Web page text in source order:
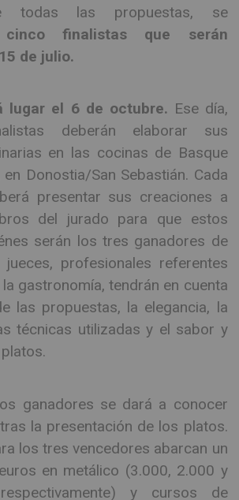
todas las propuestas, se
cinco finalistas que serán
de julio.
lugar el 6 de octubre. Ese día,
deberán elaborar sus
en las cocinas de Basque
en Donostia/San Sebastián. Cada
presentar sus creaciones a
del jurado para que estos
serán los tres ganadores de
profesionales referentes
gastronomía, tendrán en cuenta
las propuestas, la elegancia, la
técnicas utilizadas y el sabor y
ganadores se dará a conocer
la presentación de los platos.
los tres vencedores abarcan un
en metálico (3.000, 2.000 y
y cursos de